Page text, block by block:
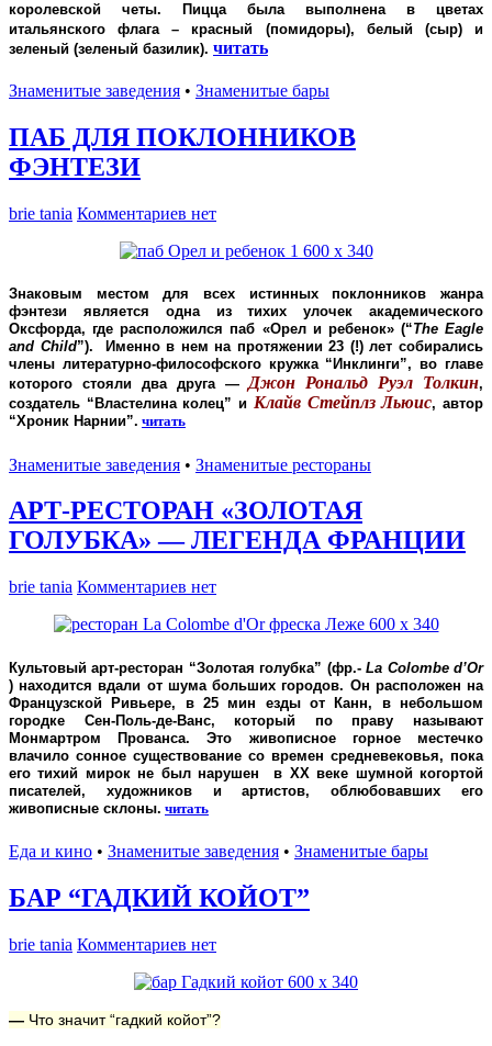
королевской четы. Пицца была выполнена в цветах
итальянского флага – красный (помидоры), белый (сыр) и
зеленый (зеленый базилик). читать
Знаменитые заведения • Знаменитые бары
ПАБ ДЛЯ ПОКЛОННИКОВ
ФЭНТЕЗИ
brie tania Комментариев нет
Знаковым местом для всех истинных поклонников жанра
фэнтези является одна из тихих улочек академического
Оксфорда, где расположился паб «Орел и ребенок» (“The Eagle
and Child”). Именно в нем на протяжении 23 (!) лет собирались
члены литературно-философского кружка “Инклинги”, во главе
которого стояли два друга —Джон Рональд Руэл Толкин,
создатель “Властелина колец” и Клайв Стейплз Льюис, автор
“Хроник Нарнии”. читать
Знаменитые заведения • Знаменитые рестораны
АРТ-РЕСТОРАН «ЗОЛОТАЯ
ГОЛУБКА» — ЛЕГЕНДА ФРАНЦИИ
brie tania Комментариев нет
Культовыйарт-ресторан “Золотая голубка” (фр.-La Colombe d’Or
) находится вдали от шума больших городов. Он расположен на
Французской Ривьере, в 25 мин езды от Канн, в небольшом
городке Сен-Поль-де-Ванс, который по праву называют
Монмартром Прованса. Это живописное горное местечко
влачило сонное существование со времен средневековья, пока
его тихий мирок не был нарушен в XX веке шумной когортой
писателей, художников и артистов, облюбовавших его
живописные склоны. читать
Еда и кино • Знаменитые заведения • Знаменитые бары
БАР “ГАДКИЙ КОЙОТ”
brie tania Комментариев нет
— Что значит “гадкий койот”?